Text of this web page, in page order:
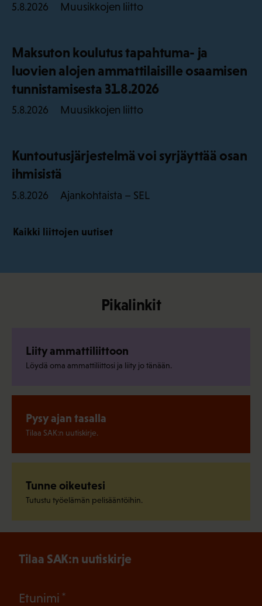
5.8.2026 Muusikkojen liitto
Maksuton koulutus tapahtuma- ja
luovien alojen ammattilaisille osaamisen
tunnistamisesta 31.8.2026
5.8.2026 Muusikkojen liitto
Kuntoutusjärjestelmä voi syrjäyttää osan
ihmisistä
5.8.2026 Ajankohtaista – SEL
Kaikki liittojen uutiset
Pikalinkit
Liity ammattiliittoon
Löydä oma ammattiliittosi ja liity jo tänään.
Pysy ajan tasalla
Tilaa SAK:n uutiskirje.
Tunne oikeutesi
Tutustu työelämän pelisääntöihin.
Tilaa SAK:n uutiskirje
Etunimi